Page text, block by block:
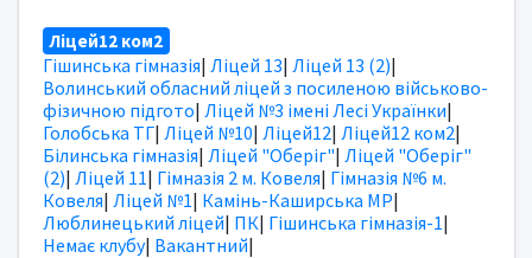
Ліцей12 ком2
Гішинська гімназія| Ліцей 13| Ліцей 13 (2)|
Волинський обласний ліцей з посиленою військово-
фізичною підгото| Ліцей №3 імені Лесі Українки|
Голобська ТГ| Ліцей №10| Ліцей12| Ліцей12 ком2|
Білинська гімназія| Ліцей "Оберіг"| Ліцей "Оберіг"
(2)| Ліцей 11| Гімназія 2 м. Ковеля| Гімназія №6 м.
Ковеля| Ліцей №1| Камінь-Каширська МР|
Люблинецький ліцей| ПК| Гішинська гімназія-1|
Немає клубу| Вакантний|